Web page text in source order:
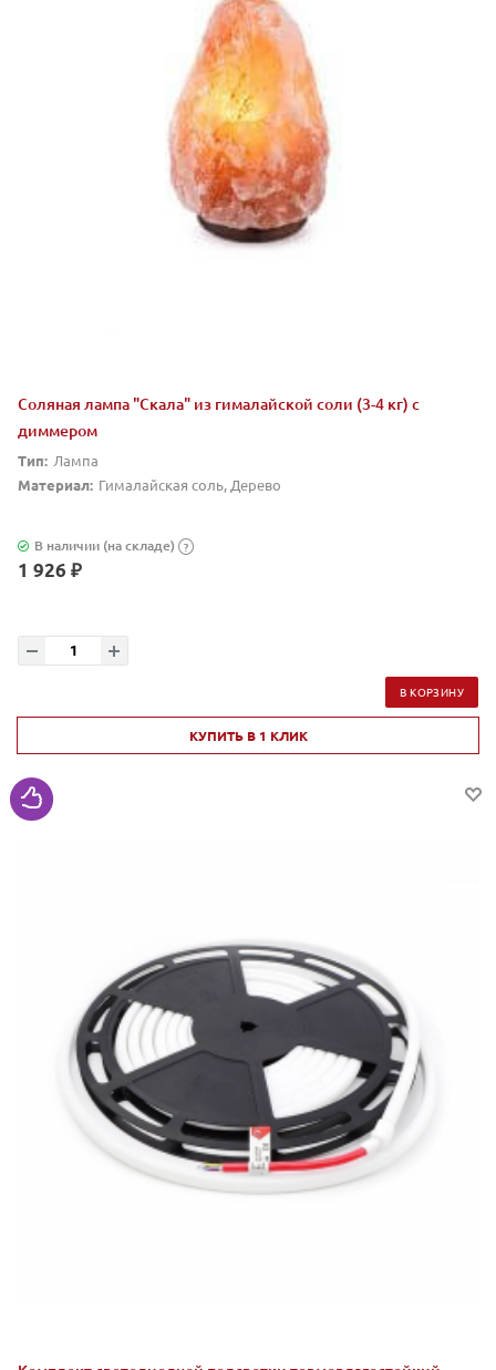
Соляная лампа "Скала" из гималайской соли (3-4 кг) с
диммером
Тип: Лампа
Материал: Гималайская соль, Дерево
В наличии (на складе) ?
1 926 ₽
В КОРЗИНУ
КУПИТЬ В 1 КЛИК